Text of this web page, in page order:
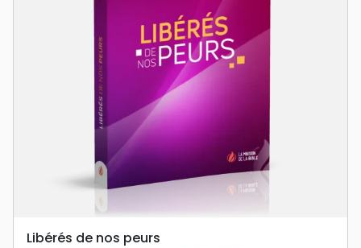
Libérés de nos peurs